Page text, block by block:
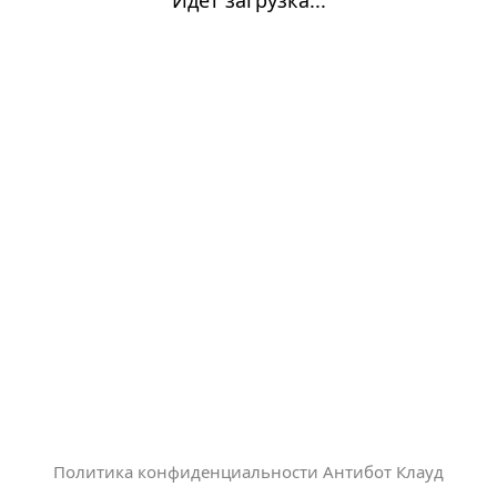
Политика конфиденциальности Антибот Клауд